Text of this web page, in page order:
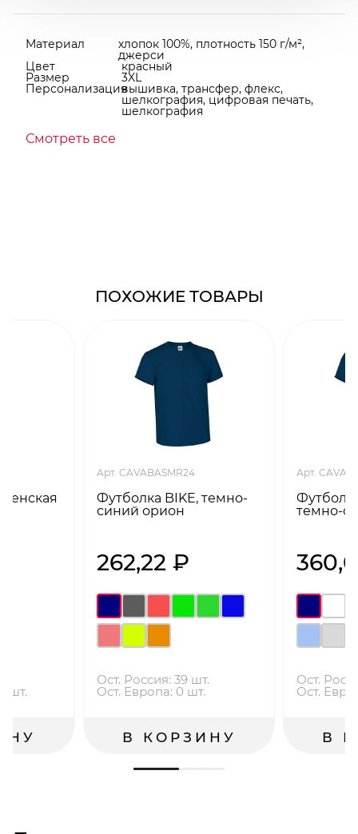
Материал хлопок 100%, плотность 150 г/м²,
джерси
Цвет красный
Размер 3XL
Персонализациявышивка, трансфер, флекс,
шелкография, цифровая печать,
шелкография
Смотреть все
ПОХОЖИЕ ТОВАРЫ
шт.
Арт. CAVABASMR24
Футболка BIKE, темно-
синий орион
262,22 ₽
Ост. Россия: 39 шт.
Ост. Европа: 0 шт.
В КОРЗИНУ
Арт.
темно-
Ост.
Ост.
В